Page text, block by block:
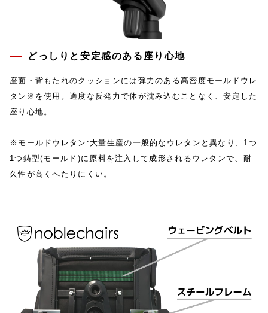
どっしりと安定感のある座り心地
座面・背もたれのクッションには弾力のある高密度モールドウレ
タン※を使用。適度な反発力で体が沈み込むことなく、安定した
座り心地。
※モールドウレタン:大量生産の一般的なウレタンと異なり、1つ
1つ鋳型(モールド)に原料を注入して成形されるウレタンで、耐
久性が高くへたりにくい。